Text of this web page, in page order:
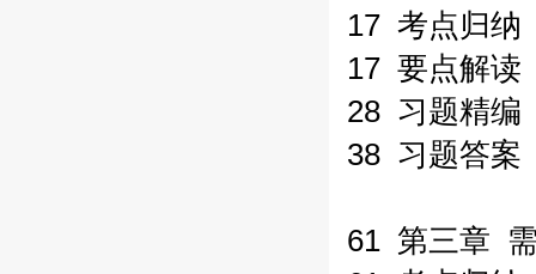
17 考点归纳
17 要点解读
28 习题精编
38 习题答案
61 第三章